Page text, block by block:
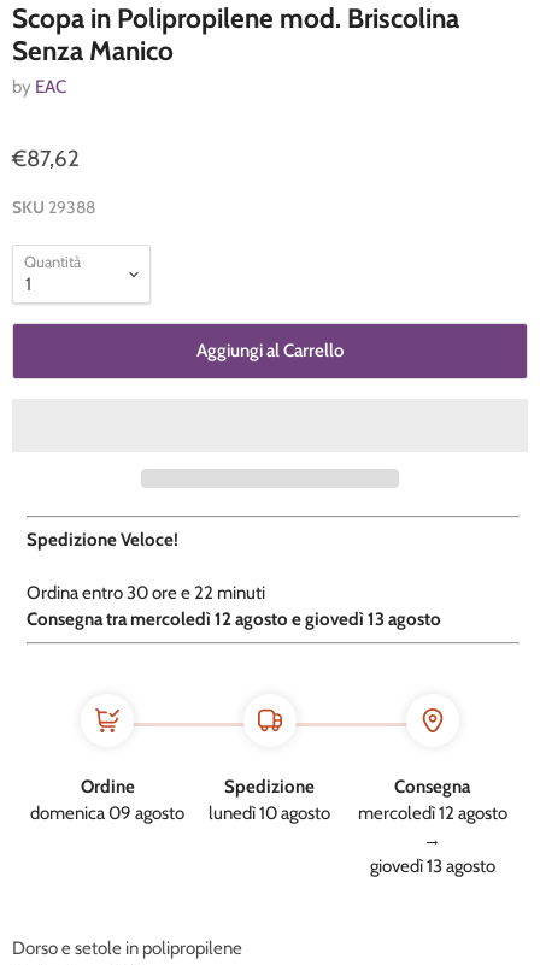
Scopa in Polipropilene mod. Briscolina
Senza Manico
by EAC
€87,62
SKU 29388
Quantità
Aggiungi al Carrello
Spedizione Veloce!
Ordina entro30 ore e 22 minuti
​Consegna tra mercoledì 12 agosto e giovedì 13 agosto
Ordine
domenica 09 agosto
Spedizione
lunedì 10 agosto
Consegna
mercoledì 12 agosto
→
giovedì 13 agosto
Dorso e setole in polipropilene